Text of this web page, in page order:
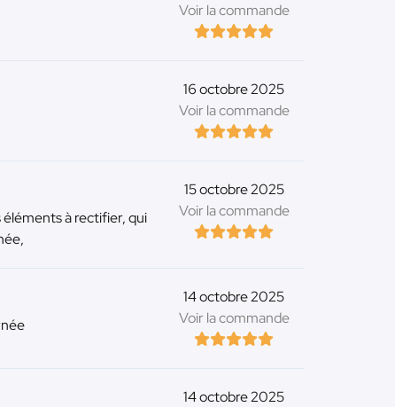
Voir la commande
16 octobre 2025
Voir la commande
15 octobre 2025
Voir la commande
à rectifier, qui
14 octobre 2025
Voir la commande
14 octobre 2025